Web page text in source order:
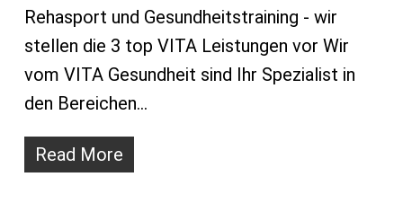
Rehasport und Gesundheitstraining - wir
stellen die 3 top VITA Leistungen vor Wir
vom VITA Gesundheit sind Ihr Spezialist in
den Bereichen…
Read More